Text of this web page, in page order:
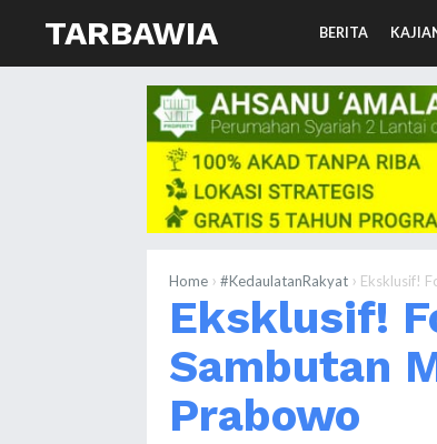
TARBAWIA BERITA
Home › #KedaulatanRakyat › Eksklusif!
Eksklusif!
Sambutan
Prabowo